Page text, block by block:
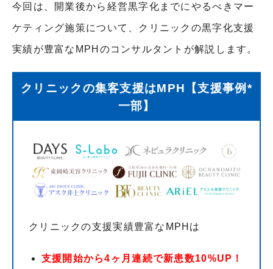
今回は、開業後から経営黒字化までにやるべきマー
ケティング施策について、クリニックの黒字化支援
実績が豊富なMPHのコンサルタントが解説します。
クリニックの集客支援はMPH【支援事例*
一部】
クリニックの支援実績豊富なMPHは
支援開始から4ヶ月連続で新患数10%UP！